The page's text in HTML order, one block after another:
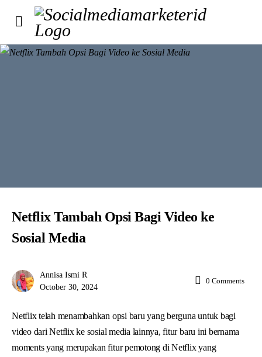
Netflix Tambah Opsi Bagi Video ke
Sosial Media
Annisa Ismi R
October 30, 2024
0 Comments
Netflix telah menambahkan opsi baru yang berguna untuk bagi
video dari Netflix ke sosial media lainnya, fitur baru ini bernama
moments yang merupakan fitur pemotong di Netflix yang